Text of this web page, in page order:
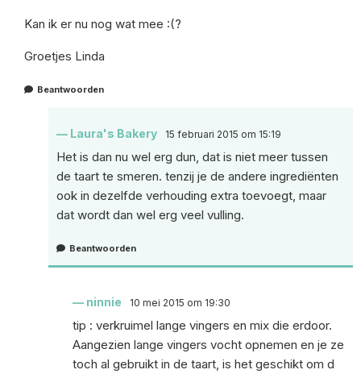
Kan ik er nu nog wat mee :(?
Groetjes Linda
Beantwoorden
Laura's Bakery 15 februari 2015 om 15:19
Het is dan nu wel erg dun, dat is niet meer tussen
de taart te smeren. tenzij je de andere ingrediënten
ook in dezelfde verhouding extra toevoegt, maar
dat wordt dan wel erg veel vulling.
Beantwoorden
ninnie 10 mei 2015 om 19:30
tip : verkruimel lange vingers en mix die erdoor.
Aangezien lange vingers vocht opnemen en je ze
toch al gebruikt in de taart, is het geschikt om d